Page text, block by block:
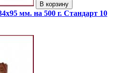
В корзину
мм. на 500 г. Стандарт 10